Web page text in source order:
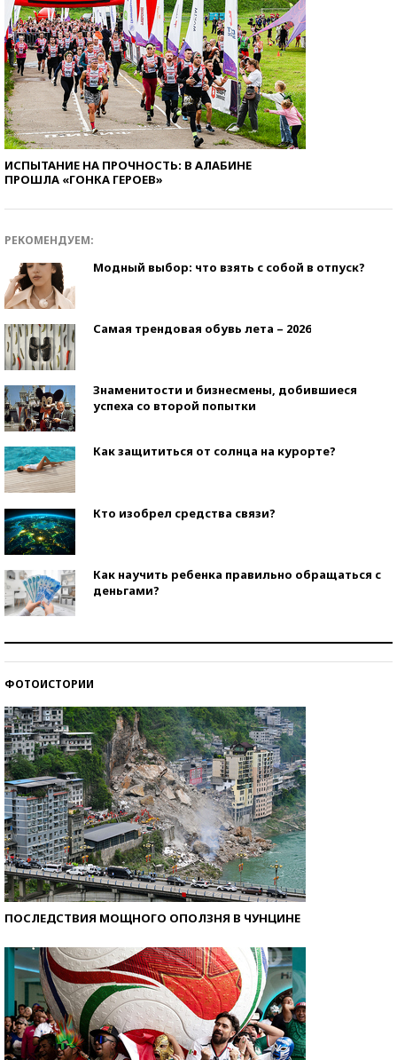
ИСПЫТАНИЕ НА ПРОЧНОСТЬ: В АЛАБИНЕ
ПРОШЛА «ГОНКА ГЕРОЕВ»
РЕКОМЕНДУЕМ:
Модный выбор: что взять с собой в отпуск?
Самая трендовая обувь лета – 2026
Знаменитости и бизнесмены, добившиеся
успеха со второй попытки
Как защититься от солнца на курорте?
Кто изобрел средства связи?
Как научить ребенка правильно обращаться с
деньгами?
ФОТОИСТОРИИ
ПОСЛЕДСТВИЯ МОЩНОГО ОПОЛЗНЯ В ЧУНЦИНЕ